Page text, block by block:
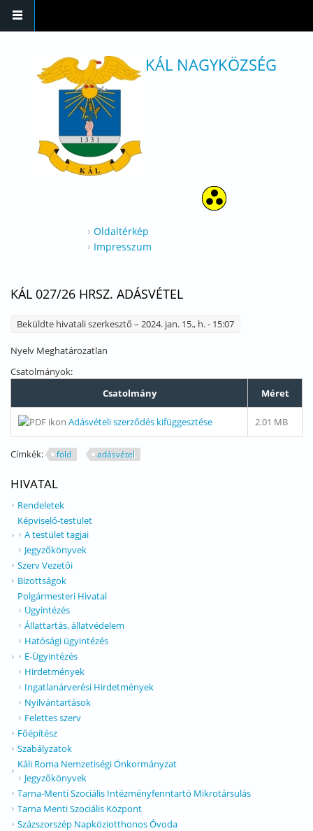
KÁL NAGYKÖZSÉG
Oldaltérkép
Impresszum
KÁL 027/26 HRSZ. ADÁSVÉTEL
Beküldte hivatali szerkesztő – 2024. jan. 15., h. - 15:07
Nyelv Meghatározatlan
Csatolmányok:
Csatolmány
Méret
Adásvételi szerződés kifüggesztése 2.01 MB
Címkék: föld adásvétel
HIVATAL
Rendeletek
Képviselő-testület
A testület tagjai
Jegyzőkönyvek
Szerv Vezetői
Bizottságok
Polgármesteri Hivatal
Ügyintézés
Állattartás, állatvédelem
Hatósági ügyintézés
E-Ügyintézés
Hirdetmények
Ingatlanárverési Hirdetmények
Nyilvántartások
Felettes szerv
Főépítész
Szabályzatok
Káli Roma Nemzetiségi Önkormányzat
Jegyzőkönyvek
Tarna-Menti Szociális Intézményfenntartó Mikrotársulás
Tarna Menti Szociális Központ
Százszorszép Napköziotthonos Óvoda